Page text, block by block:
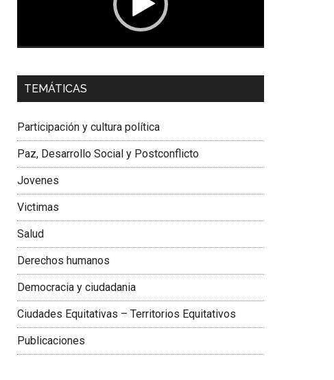
Dra. Carolina Corcho Mejía,
Latinoamericana Sur, Vicepresidenta Federación
TEMÁTICAS
Participación y cultura política
Paz, Desarrollo Social y Postconflicto
Jovenes
Victimas
Salud
Derechos humanos
Democracia y ciudadania
Ciudades Equitativas – Territorios Equitativos
Publicaciones